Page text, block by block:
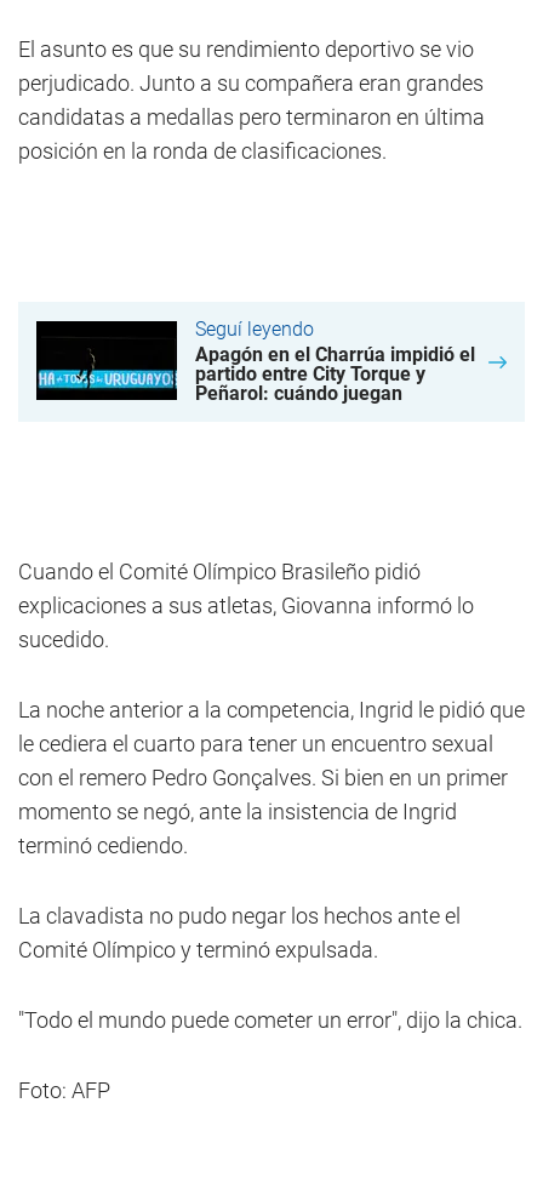
El asunto es que su rendimiento deportivo se vio
perjudicado. Junto a su compañera eran grandes
candidatas a medallas pero terminaron en última
posición en la ronda de clasificaciones.
Seguí leyendo
Apagón en el Charrúa impidió el
partido entre City Torque y
Peñarol: cuándo juegan
Cuando el Comité Olímpico Brasileño pidió
explicaciones a sus atletas, Giovanna informó lo
sucedido.
La noche anterior a la competencia, Ingrid le pidió que
le cediera el cuarto para tener un encuentro sexual
con el remero Pedro Gonçalves. Si bien en un primer
momento se negó, ante la insistencia de Ingrid
terminó cediendo.
La clavadista no pudo negar los hechos ante el
Comité Olímpico y terminó expulsada.
"Todo el mundo puede cometer un error", dijo la chica.
Foto: AFP